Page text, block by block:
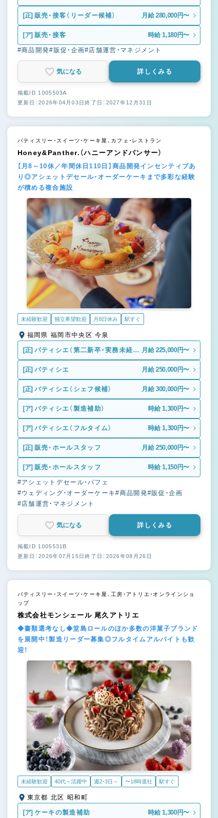
[正] 販売・接客（リーダー候補） 月給 280,000円〜
[ア] 販売・接客 時給 1,180円〜
#商品開発#販促・企画#店舗運営・マネジメント
気になる 詳しくみる
掲載ID 1005503A
更新日：2026年04月03日終了日：2027年12月31日
パティスリー・スイーツ・ケーキ屋、カフェ・レストラン
Honey&Panther.（ハニーアンドパンサー）
【月8～10休／年間休日110日】商品開発インセンティブあ
り◎アシェットデセール・オーダーケーキまで多彩な経験
が積める複合施設
未経験歓迎 独立希望歓迎 月8日休み 駅すぐ
福岡県 福岡市中央区 今泉
[正] パティシエ（第二新卒・実務未経
験）
月給 225,000円〜
[正] パティシエ 月給 250,000円〜
[正] パティシエ（シェフ候補） 月給 300,000円〜
[ア] パティシエ（製造補助） 時給 1,300円〜
[ア] パティシエ（フルタイム） 時給 1,300円〜
[正] 販売・ホールスタッフ 月給 250,000円〜
[ア] 販売・ホールスタッフ 時給 1,150円〜
#アシェットデセール・パフェ
#ウェディング・オーダーケーキ#商品開発#販促・企画
#店舗運営・マネジメント
気になる 詳しくみる
掲載ID 1005531B
更新日：2026年07月15日終了日：2026年08月26日
パティスリー・スイーツ・ケーキ屋、工房・アトリエ・オンラインショ
ップ
株式会社モンシェール 尾久アトリエ
◆書類選考なし◆堂島ロールのほか多数の洋菓子ブランド
を展開中！製造リーダー募集◎フルタイムアルバイトも歓
迎！
未経験歓迎 40代～活躍中 週2・3日～ 〜18時退社 駅すぐ
東京都 北区 昭和町
[ア] ケーキの製造補助 時給 1,300円〜